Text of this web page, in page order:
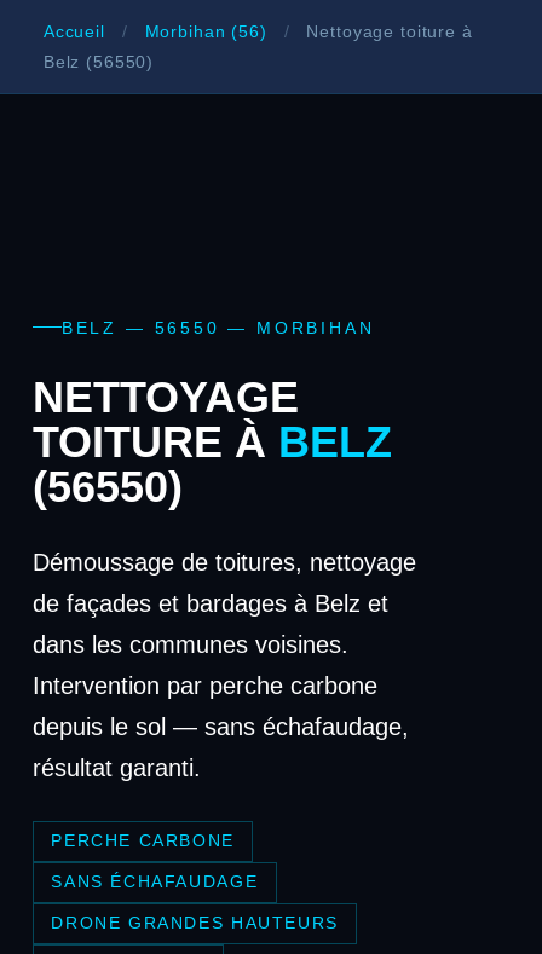
Accueil / Morbihan (56) /
Nettoyage toiture à
Belz (56550)
BELZ — 56550 — MORBIHAN
NETTOYAGE
TOITURE À BELZ
(56550)
Démoussage de toitures, nettoyage
de façades et bardages à Belz et
dans les communes voisines.
Intervention par perche carbone
depuis le sol — sans échafaudage,
résultat garanti.
PERCHE CARBONE
SANS ÉCHAFAUDAGE
DRONE GRANDES HAUTEURS